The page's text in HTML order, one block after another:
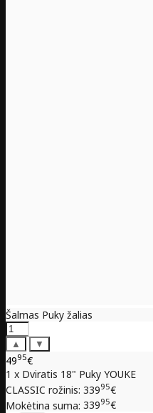
Šalmas Puky žalias
▲ ▼
4995€
1 x Dviratis 18" Puky YOUKE
CLASSIC rožinis: 33995€
Mokėtina suma: 33995€